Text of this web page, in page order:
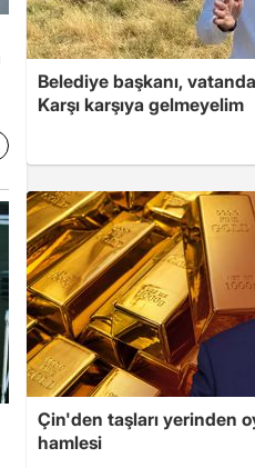
Belediye başkanı,
Karşı karşıya gelmeyelim
Çin'den taşları yerinden
hamlesi